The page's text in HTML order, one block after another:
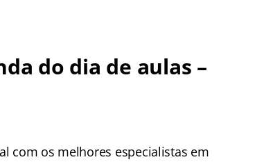
do dia de aulas –
com os melhores especialistas em